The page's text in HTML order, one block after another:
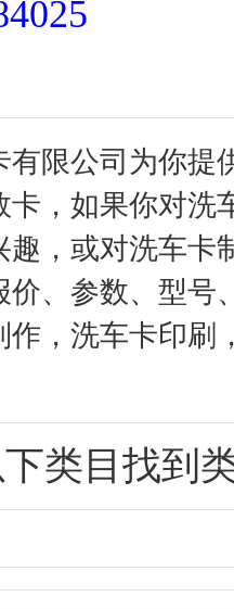
限公司为你提
，如果你对洗
，或对洗车卡
、参数、型号
作，洗车卡印
类目找到